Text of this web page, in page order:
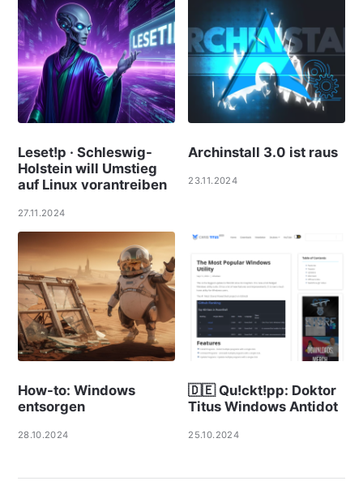
Leset!p · Schleswig-
Holstein will Umstieg
auf Linux vorantreiben
27.11.2024
Archinstall 3.0 ist raus
23.11.2024
How-to: Windows
entsorgen
28.10.2024
🇩🇪 Qu!ckt!pp: Doktor
Titus Windows Antidot
25.10.2024